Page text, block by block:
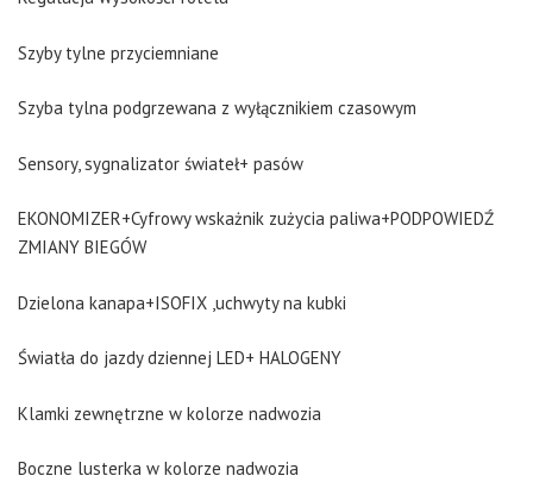
Szyby tylne przyciemniane
Szyba tylna podgrzewana z wyłącznikiem czasowym
Sensory, sygnalizator świateł+ pasów
EKONOMIZER+Cyfrowy wskażnik zużycia paliwa+PODPOWIEDŹ
ZMIANY BIEGÓW
Dzielona kanapa+ISOFIX ,uchwyty na kubki
Światła do jazdy dziennej LED+ HALOGENY
Klamki zewnętrzne w kolorze nadwozia
Boczne lusterka w kolorze nadwozia